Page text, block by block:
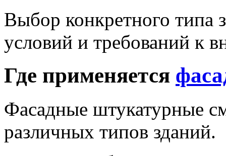
Выбор конкретного типа
условий и требований к
Где применяется
Фасадные штукатурные
различных типов зданий.